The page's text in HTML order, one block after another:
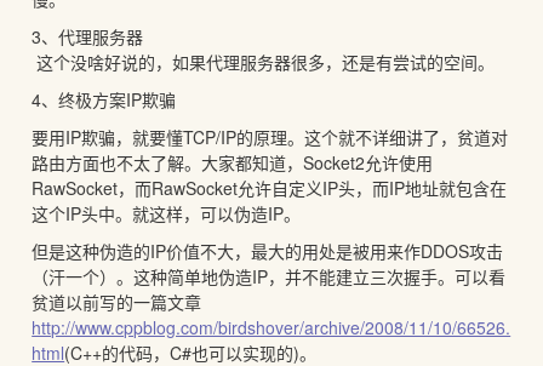
3、代理服务器
这个没啥好说的，如果代理服务器很多，还是有尝试的空间。
4、终极方案IP欺骗
要用IP欺骗，就要懂TCP/IP的原理。这个就不详细讲了，贫道对
路由方面也不太了解。大家都知道，Socket2允许使用
RawSocket，而RawSocket允许自定义IP头，而IP地址就包含在
这个IP头中。就这样，可以伪造IP。
但是这种伪造的IP价值不大，最大的用处是被用来作DDOS攻击
（汗一个）。这种简单地伪造IP，并不能建立三次握手。可以看
贫道以前写的一篇文章
http://www.cppblog.com/birdshover/archive/2008/11/10/66526.
html(C++的代码，C#也可以实现的)。